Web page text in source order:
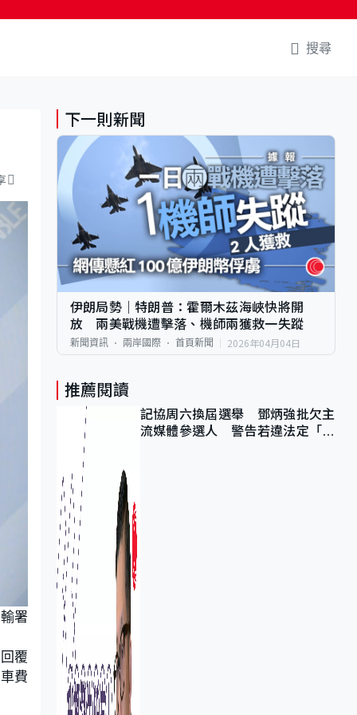
搜尋
署
覆
費
下一則新聞
伊朗局勢｜特朗普：霍爾木茲海峽快將開
放 兩美戰機遭擊落、機師兩獲救一失蹤
新聞資訊 兩岸國際 首頁新聞 2026年04月04日
推薦閱讀
記協周六換屆選舉 鄧炳強批欠主
流媒體參選人 警告若違法定「釘